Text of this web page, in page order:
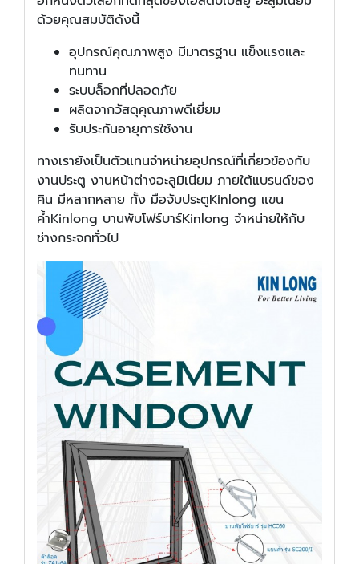
ด้วยคุณสมบัติดังนี้
อุปกรณ์คุณภาพสูง มีมาตรฐาน แข็งแรงและ
ทนทาน
ระบบล็อกที่ปลอดภัย
ผลิตจากวัสดุคุณภาพดีเยี่ยม
รับประกันอายุการใช้งาน
ทางเรายังเป็นตัวแทนจำหน่ายอุปกรณ์ที่เกี่ยวข้องกับ
งานประตู งานหน้าต่างอะลูมิเนียม ภายใต้แบรนด์ของ
คิน มีหลากหลาย ทั้ง มือจับประตูKinlong แขน
ค้ำKinlong บานพับโฟร์บาร์Kinlong จำหน่ายให้กับ
ช่างกระจกทั่วไป